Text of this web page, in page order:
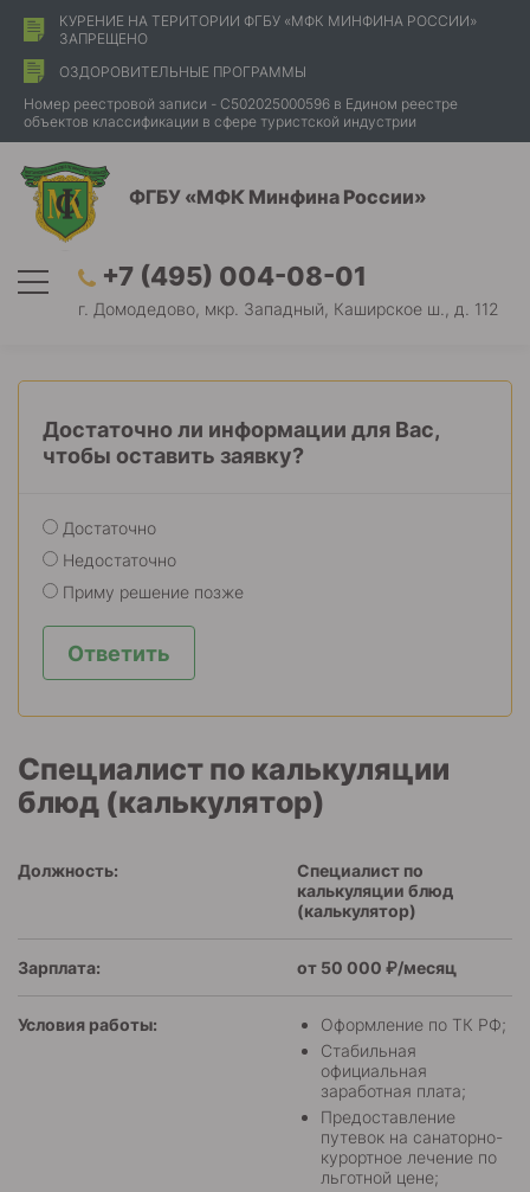
КУРЕНИЕ НА ТЕРИТОРИИ ФГБУ «МФК МИНФИНА РОССИИ»
ЗАПРЕЩЕНО
ОЗДОРОВИТЕЛЬНЫЕ ПРОГРАММЫ
Номер реестровой записи - С502025000596 в Едином реестре
объектов классификации в сфере туристской индустрии
ФГБУ «МФК Минфина России»
+7 (495) 004-08-01
г. Домодедово, мкр. Западный, Каширское ш., д. 112
Достаточно ли информации для Вас,
чтобы оставить заявку?
Достаточно
Недостаточно
Приму решение позже
Ответить
Специалист по калькуляции
блюд (калькулятор)
Должность:
Специалист по
калькуляции блюд
(калькулятор)
Зарплата: от 50 000 ₽/месяц
Условия работы:
Оформление по ТК РФ;
Стабильная
официальная
заработная плата;
Предоставление
путевок на санаторно-
курортное лечение по
льготной цене;